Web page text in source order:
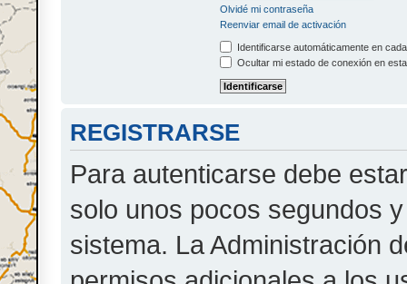
Olvidé mi contraseña
Reenviar email de activación
Identificarse automáticamente en
Ocultar mi estado de conexión en
REGISTRARSE
Para autenticarse debe
solo unos pocos segundos
sistema. La Administración